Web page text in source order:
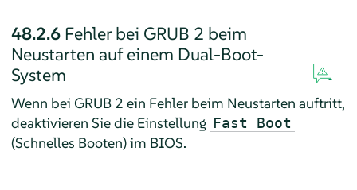
48.2.6 Fehler bei GRUB 2 beim
Neustarten auf einem Dual-Boot-
System
Wenn bei GRUB 2 ein Fehler beim Neustarten auftritt,
deaktivieren Sie die Einstellung Fast Boot
(Schnelles Booten) im BIOS.